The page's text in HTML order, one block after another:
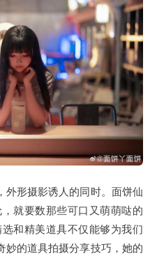
外形摄影诱人的同时。面饼仙
就要数那些可口又萌萌哒的
和精美道具不仅能够为我们
妙的道具拍摄分享技巧，她的